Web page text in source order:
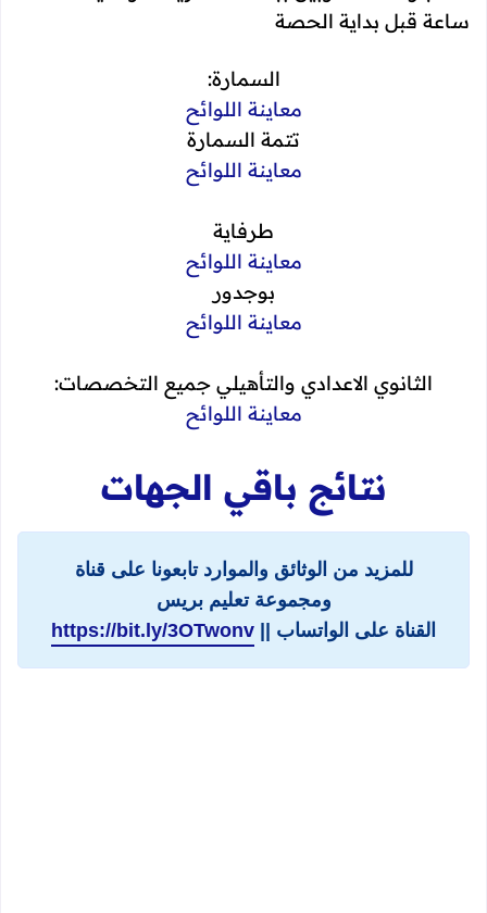
ساعة قبل بداية الحصة
السمارة:
معاينة اللوائح
تتمة السمارة
معاينة اللوائح
طرفاية
معاينة اللوائح
بوجدور
معاينة اللوائح
الثانوي الاعدادي والتأهيلي جميع التخصصات:
معاينة اللوائح
نتائج باقي الجهات
للمزيد من الوثائق والموارد تابعونا على قناة
ومجموعة تعليم بريس
القناة على الواتساب || https://bit.ly/3OTwonv